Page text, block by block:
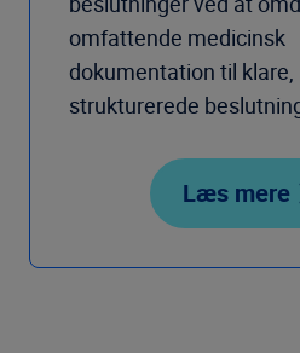
omfattende medicinsk
dokumentation til klare,
strukturerede
Læs mere